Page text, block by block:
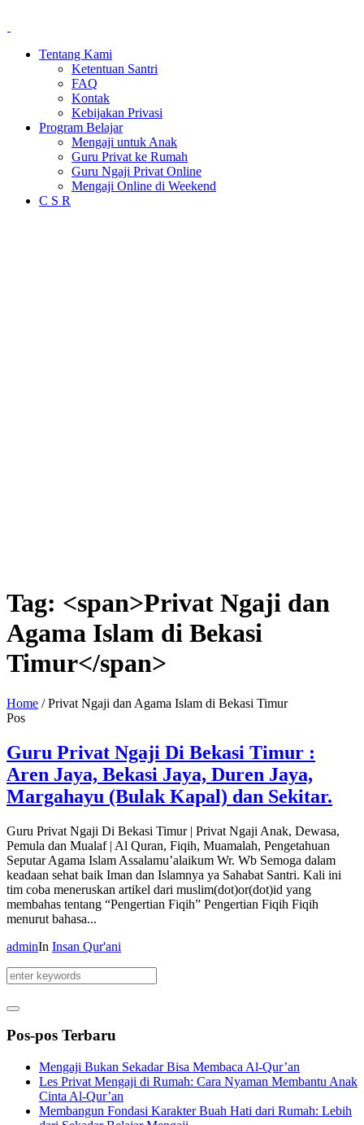
Tentang Kami
Ketentuan Santri
FAQ
Kontak
Kebijakan Privasi
Program Belajar
Mengaji untuk Anak
Guru Privat ke Rumah
Guru Ngaji Privat Online
Mengaji Online di Weekend
C S R
Tag: <span>Privat Ngaji dan
Agama Islam di Bekasi
Timur</span>
Home /Privat Ngaji dan Agama Islam di Bekasi Timur
Pos
Guru Privat Ngaji Di Bekasi Timur :
Aren Jaya, Bekasi Jaya, Duren Jaya,
Margahayu (Bulak Kapal) dan Sekitar.
Guru Privat Ngaji Di Bekasi Timur | Privat Ngaji Anak, Dewasa,
Pemula dan Mualaf | Al Quran, Fiqih, Muamalah, Pengetahuan
Seputar Agama Islam Assalamu’alaikum Wr. Wb Semoga dalam
keadaan sehat baik Iman dan Islamnya ya Sahabat Santri. Kali ini
tim coba meneruskan artikel dari muslim(dot)or(dot)id yang
membahas tentang “Pengertian Fiqih” Pengertian Fiqih Fiqih
menurut bahasa...
adminIn Insan Qur'ani
Pos-pos Terbaru
Mengaji Bukan Sekadar Bisa Membaca Al-Qur’an
Les Privat Mengaji di Rumah: Cara Nyaman Membantu Anak
Cinta Al-Qur’an
Membangun Fondasi Karakter Buah Hati dari Rumah: Lebih